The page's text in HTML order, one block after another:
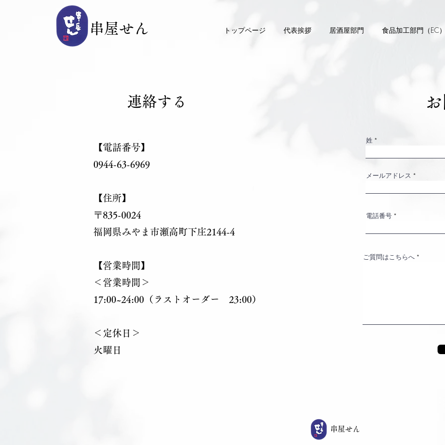
​串屋せん トップページ 代表挨拶 居酒屋部門 食品加工部門（EC
連絡する
【電話番号】
0944-63-6969
【住所】
〒835-0024
福岡県みやま市瀬高町下庄2144-4
【営業時間】
＜営業時間＞
17:00~24:00（ラストオーダー 23:00）
＜定休日＞
火曜日
姓
メールアドレス
電話番号
ご質問はこちらへ
​串屋せん